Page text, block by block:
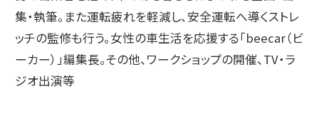
集・執筆。また運転疲れを軽減し、安全運転へ導くストレ
ッチの監修も行う。女性の車生活を応援する「beecar（ビ
ーカー）」編集長。その他、ワークショップの開催、TV・ラ
ジオ出演等